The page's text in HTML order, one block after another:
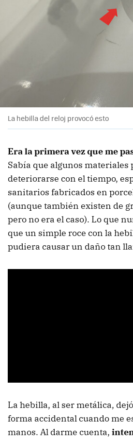
La hebilla del reloj provocó esto
Era la primera vez que me
Sabía que algunos materiales
deteriorarse con el tiempo,
sanitarios fabricados en
(aunque también existen de
pero no era el caso). Lo que
que un simple roce con la
pudiera causar un daño tan
La hebilla, al ser metálica,
forma accidental cuando me
manos. Al darme cuenta,